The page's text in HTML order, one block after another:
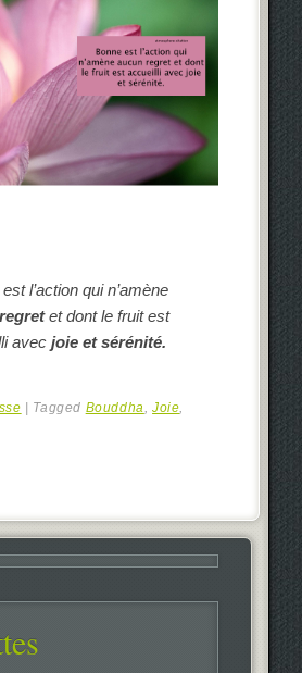
l’action qui n’amène
et dont le fruit est
avec joie et sérénité.
Tagged Bouddha,Joie,